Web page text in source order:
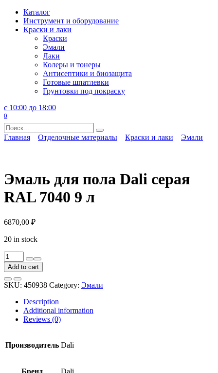
Перейти
содержанию
Каталог
Инструмент и оборудование
Краски и лаки
Краски
Эмали
Лаки
Колеры и тонеры
Антисептики и биозащита
Готовые шпатлевки
Грунтовки под покраску
с 10:00 до 18:00
0
Search
for:
Главная Отделочные материалы Краски и лаки Эмали
Эмаль для пола Dali серая
RAL 7040 9 л
6870,00 ₽
20 in stock
Эмаль
для
пола
Dali
серая
RAL
7040
Add to cart
SKU: 450938 Category: Эмали
Description
Additional information
Reviews (0)
Производитель Dali